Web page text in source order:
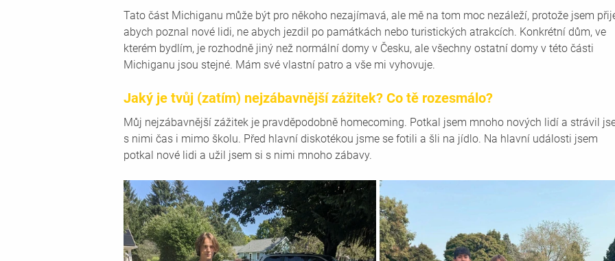
Tato část Michiganu může být pro někoho nezajímavá, ale mě na tom moc nezáleží, protože jsem
abych poznal nové lidi, ne abych jezdil po památkách nebo turistických atrakcích. Konkrétní dům, ve
kterém bydlím, je rozhodně jiný než normální domy v Česku, ale všechny ostatní domy v této části
Michiganu jsou stejné. Mám své vlastní patro a vše mi vyhovuje.
Jaký je tvůj (zatím) nejzábavnější zážitek? Co tě rozesmálo?
Můj nejzábavnější zážitek je pravděpodobně homecoming. Potkal jsem mnoho nových lidí a strávil
s nimi čas i mimo školu. Před hlavní diskotékou jsme se fotili a šli na jídlo. Na hlavní události jsem
potkal nové lidi a užil jsem si s nimi mnoho zábavy.